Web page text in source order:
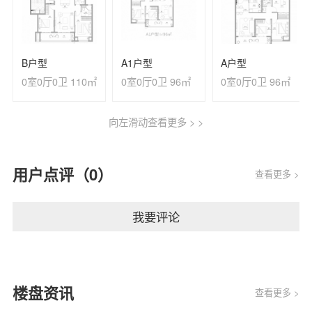
B户型
0室0厅0卫 110㎡
A1户型
0室0厅0卫 96㎡
A户型
0室0厅0卫 96㎡
向左滑动查看更多 > >
用户点评（0） 查看更多 >
我要评论
楼盘资讯 查看更多 >